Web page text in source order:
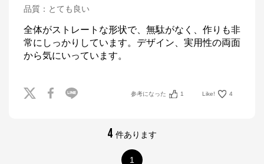
品質 ： とても良い
全体がストレートな形状で、無駄がなく、作りも非
常にしっかりしています。デザイン、実用性の両面
から気にいっています。
参考になった 1 Like! 4
4 件あります
1